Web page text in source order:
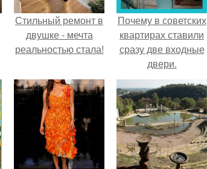
Стильный ремонт в
двушке - мечта
реальностью стала!
Почему в советских
квартирах ставили
сразу две входные
двери.